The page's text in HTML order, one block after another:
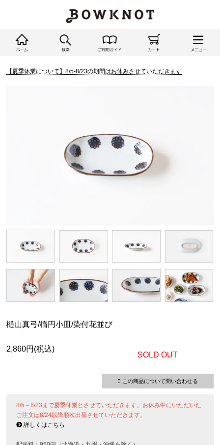
【夏季休業について】8/5-8/23の期間はお休みさせていただきます
樋山真弓/楕円小皿/染付花並び
2,860円(税込)
SOLD OUT
この商品について問い合わせる
8/5～8/23まで夏季休業とさせていただきます。お休み中にいただいた
ご注文は8/24以降順次出荷させていただきます。
詳しくはこちら